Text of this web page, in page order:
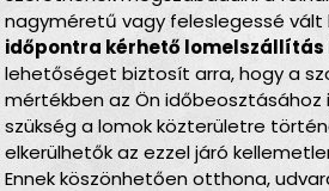
nagyméretű vagy feleslegessé vált
időpontra kérhető
lehetőséget biztosít arra, hogy a
mértékben az Ön időbeosztásához
szükség a lomok közterületre
elkerülhetők az ezzel járó
Ennek köszönhetően otthona,